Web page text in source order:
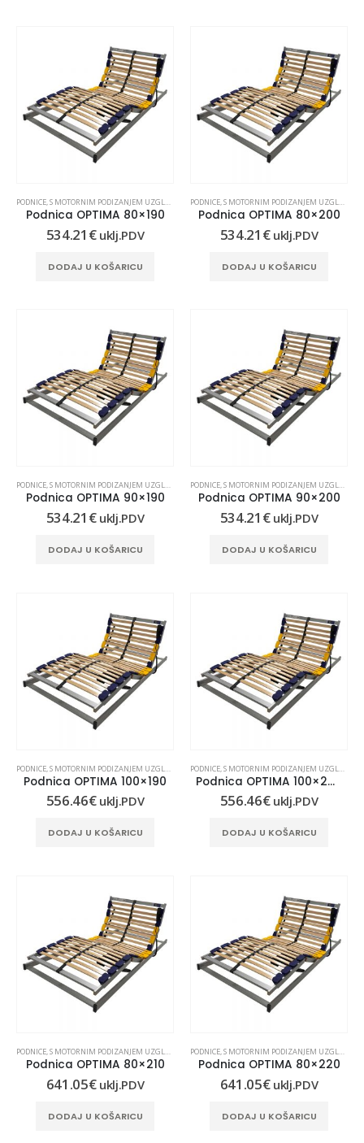
PODNICE,S MOTORNIM PODIZANJEM UZGLAVLJA I UZNOŽJA
Podnica OPTIMA 80×190
534.21 € uklj.PDV
DODAJ U KOŠARICU
PODNICE,S MOTORNIM PODIZANJEM UZGLAVLJA I UZNOŽJA
Podnica OPTIMA 80×200
534.21 € uklj.PDV
DODAJ U KOŠARICU
PODNICE,S MOTORNIM PODIZANJEM UZGLAVLJA I UZNOŽJA
Podnica OPTIMA 90×190
534.21 € uklj.PDV
DODAJ U KOŠARICU
PODNICE,S MOTORNIM PODIZANJEM UZGLAVLJA I UZNOŽJA
Podnica OPTIMA 90×200
534.21 € uklj.PDV
DODAJ U KOŠARICU
PODNICE,S MOTORNIM PODIZANJEM UZGLAVLJA I UZNOŽJA
Podnica OPTIMA 100×190
556.46€ uklj.PDV
DODAJ U KOŠARICU
PODNICE,S MOTORNIM PODIZANJEM UZGLAVLJA I UZNOŽJA
Podnica OPTIMA 100×200
556.46€ uklj.PDV
DODAJ U KOŠARICU
PODNICE,S MOTORNIM PODIZANJEM UZGLAVLJA I UZNOŽJA
Podnica OPTIMA 80×210
641.05€ uklj.PDV
DODAJ U KOŠARICU
PODNICE,S MOTORNIM PODIZANJEM UZGLAVLJA I UZNOŽJA
Podnica OPTIMA 80×220
641.05€ uklj.PDV
DODAJ U KOŠARICU
*PRESVLAKE KOJE HLADE,GRUPA ZA KONTAKT *PRESVLAKE KOJE HLADE,
34.28
DODAJ U